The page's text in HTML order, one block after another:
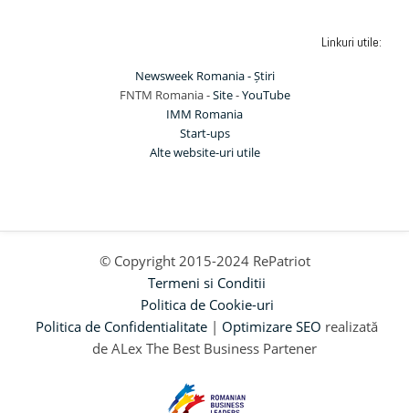
Linkuri utile:
Newsweek Romania - Știri
FNTM Romania -Site-YouTube
IMM Romania
Start-ups
Alte website-uri utile
© Copyright 2015-2024 RePatriot
Termeni si Conditii
Politica de Cookie-uri
Politica de Confidentialitate | Optimizare SEO realizată
de ALex The Best Business Partener